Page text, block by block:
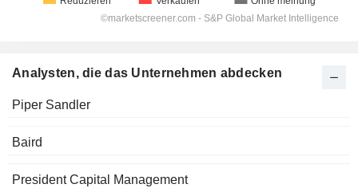
Analysten, die das Unternehmen abdecken
Piper Sandler
Baird
President Capital Management